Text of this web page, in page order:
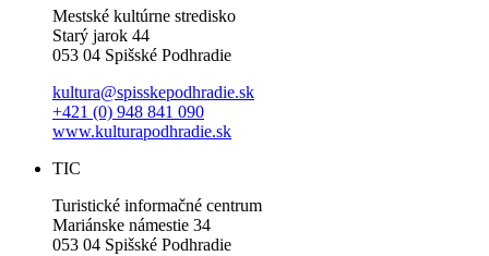
Mestské kultúrne stredisko
Starý jarok 44
053 04 Spišské Podhradie
kultura@spisskepodhradie.sk
+421 (0) 948 841 090
www.kulturapodhradie.sk
TIC
Turistické informačné centrum
Mariánske námestie 34
053 04 Spišské Podhradie